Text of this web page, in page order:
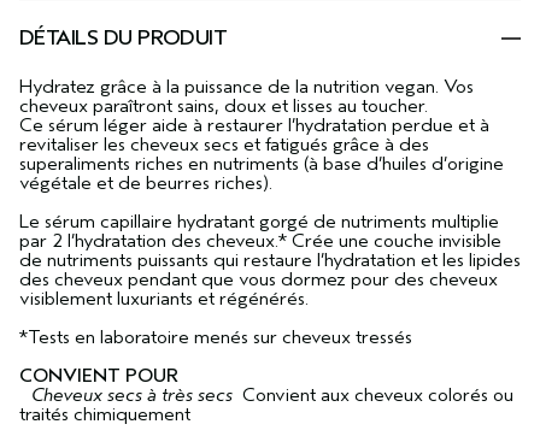
DÉTAILS DU PRODUIT
Hydratez grâce à la puissance de la nutrition vegan. Vos
cheveux paraîtront sains, doux et lisses au toucher.
Ce sérum léger aide à restaurer l’hydratation perdue et à
revitaliser les cheveux secs et fatigués grâce à des
superaliments riches en nutriments (à base d’huiles d’origine
végétale et de beurres riches).
Le sérum capillaire hydratant gorgé de nutriments multiplie
par 2 l’hydratation des cheveux.* Crée une couche invisible
de nutriments puissants qui restaure l’hydratation et les lipides
des cheveux pendant que vous dormez pour des cheveux
visiblement luxuriants et régénérés.
*Tests en laboratoire menés sur cheveux tressés
CONVIENT POUR
Cheveux secs à très secs Convient aux cheveux colorés ou
traités chimiquement